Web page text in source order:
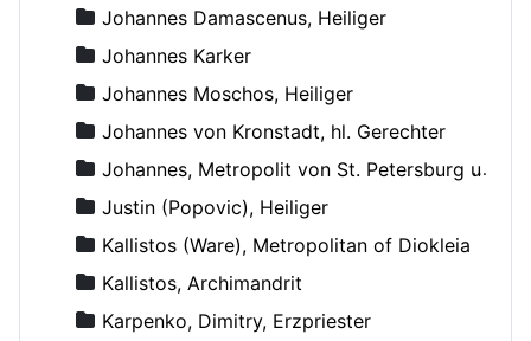
Johannes Damascenus, Heiliger
Johannes Karker
Johannes Moschos, Heiliger
Johannes von Kronstadt, hl. Gerechter
Johannes, Metropolit von St. Petersburg und Ladoga
Justin (Popovic), Heiliger
Kallistos (Ware), Metropolitan of Diokleia
Kallistos, Archimandrit
Karpenko, Dimitry, Erzpriester